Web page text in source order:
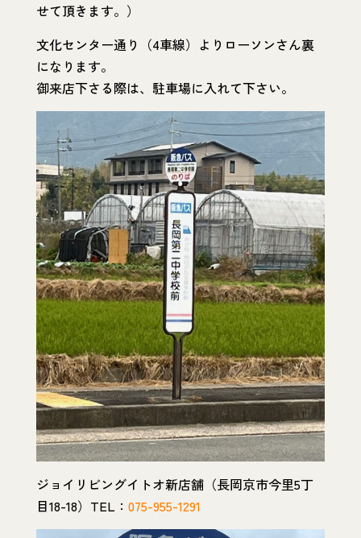
せて頂きます。）
文化センター通り（4車線）よりローソンさん裏
になります。
御来店下さる際は、駐車場に入れて下さい。
ジョイリビングイトオ新店舗（長岡京市今里5丁
目18-18）TEL： 075-955-1291